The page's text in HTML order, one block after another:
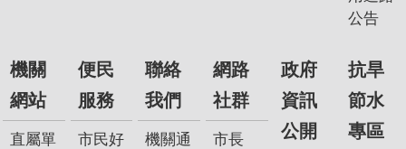
公告
機關
網站
直屬單
便民
服務
市民好
聯絡
我們
機關通
網路
社群
市長
政府
資訊
公開
抗旱
節水
專區